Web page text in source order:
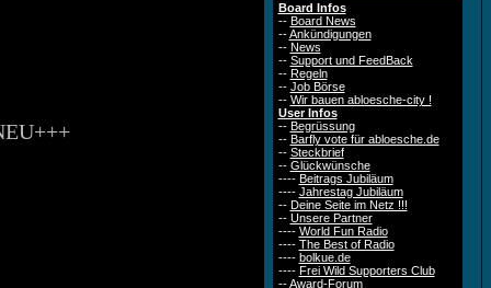
Board Infos
-- Board News
--Ankündigungen
-- News
-- Support und FeedBack
-- Regeln
-- Job Börse
-- Wir bauen abloesche-city !
User Infos
-- Begrüssung
-- Barfly vote für abloesche.de
-- Steckbrief
-- Glückwünsche
---- Beitrags Jubiläum
---- Jahrestag Jubiläum
-- Deine Seite im Netz !!!
-- Unsere Partner
---- World Fun Radio
---- The Best of Radio
---- bolkue.de
---- Frei Wild Supporters Club
--Award-Forum